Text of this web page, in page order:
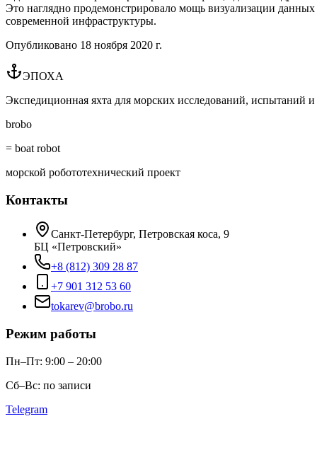
Это наглядно продемонстрировало мощь визуализации
современной инфраструктуры.
Опубликовано 18 ноября 2020 г.
ЭПОХА
Экспедиционная яхта для морских исследований, испытаний и
brobo
= boat robot
морской робототехнический проект
Контакты
Санкт-Петербург, Петровская коса, 9
БЦ «Петровский»
+8 (812) 309 28 87
+7 901 312 53 60
tokarev@brobo.ru
Режим работы
Пн–Пт: 9:00 – 20:00
Сб–Вс: по записи
Telegram